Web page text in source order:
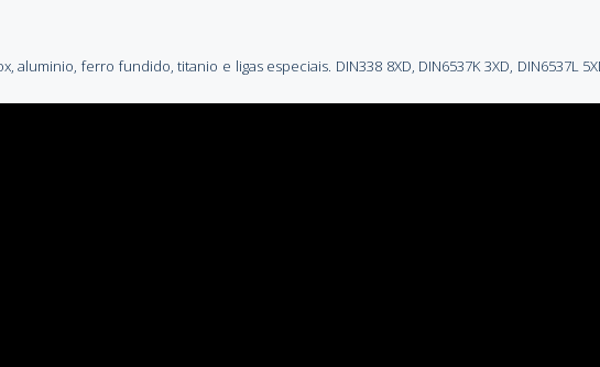
ferro fundido, titanio e ligas especiais. DIN338 8XD, DIN6537K 3XD, DIN6537L